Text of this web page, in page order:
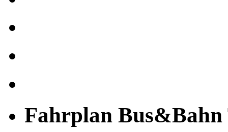
Fahrplan